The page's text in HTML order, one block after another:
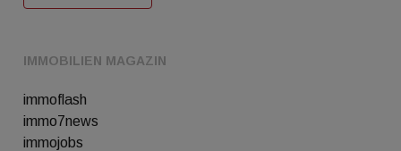
IMMOBILIEN MAGAZIN
immoflash
immo7news
immojobs